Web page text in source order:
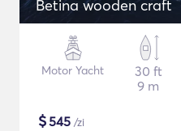
Betina wooden craft
Motor Yacht
30 ft
9 m
$545 /zi